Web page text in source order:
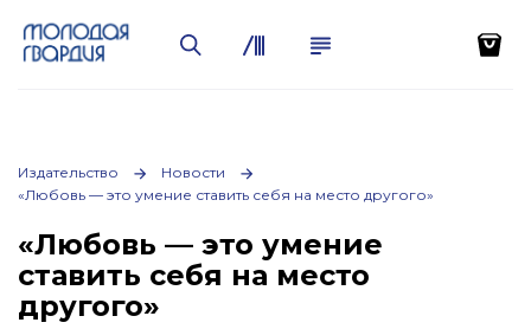
Издательство
Новости
«Любовь — это умение ставить себя на место другого»
«Любовь — это умение
ставить себя на место
другого»